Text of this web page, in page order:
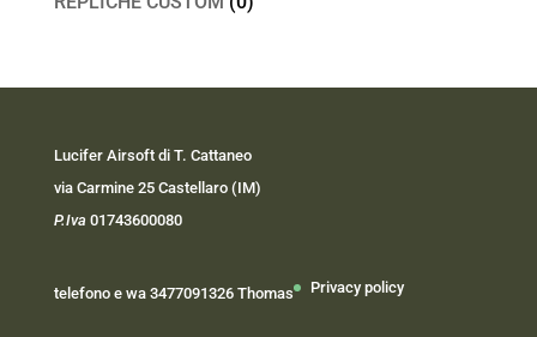
Lucifer Airsoft di T. Cattaneo
via Carmine 25 Castellaro (IM)
P.Iva 01743600080
telefono e wa 3477091326 Thomas Privacy policy